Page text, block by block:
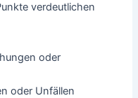
verdeutlichen
oder
oder Unfällen